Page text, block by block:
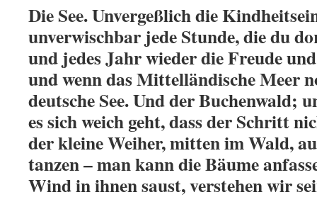
Die See. Unvergeßlich die
unverwischbar jede Stunde, die du
und jedes Jahr wieder die Freude
und wenn das Mittelländische Meer
deutsche See. Und der Buchenwald;
es sich weich geht, dass der Schritt
der kleine Weiher, mitten im Wald,
tanzen – man kann die Bäume
Wind in ihnen saust, verstehen wir